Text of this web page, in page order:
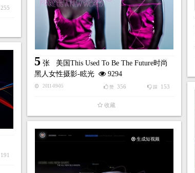
255
5张 美国This Used To Be The Future时尚
黑人女性摄影-眩光
9294
2011-09-05 踩 153
赞 356
收藏
191
生成短视频